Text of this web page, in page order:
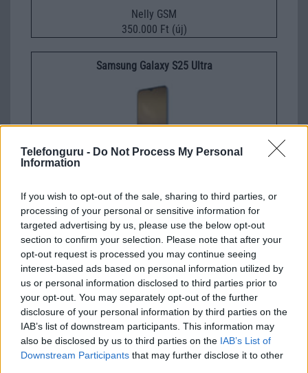
Telefonguru - Do Not Process My Personal
Information
If you wish to opt-out of the sale, sharing to third parties, or
processing of your personal or sensitive information for
targeted advertising by us, please use the below opt-out
section to confirm your selection. Please note that after your
opt-out request is processed you may continue seeing
interest-based ads based on personal information utilized by
us or personal information disclosed to third parties prior to
your opt-out. You may separately opt-out of the further
disclosure of your personal information by third parties on the
IAB’s list of downstream participants. This information may
also be disclosed by us to third parties on the IAB’s List of
Downstream Participants that may further disclose it to other
Nelly GSM
350.000 Ft (új)
Samsung Galaxy S25 Ultra
Nelly GSM
245.000 Ft (használt)
Samsung Galaxy S25